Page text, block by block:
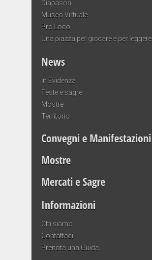
Diapason
Museo Virtuale
Pro Loco
Una piazza per giocare e per leggere
News
In Evidenza
Feste e sagre
Mostre
Territorio
Convegni e Manifestazioni
Mostre
Mercati e Sagre
Informazioni
Chi siamo
Contattaci
Prenota una Guida